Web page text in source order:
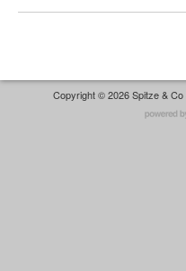
Copyright © 2026 Spitze & Co